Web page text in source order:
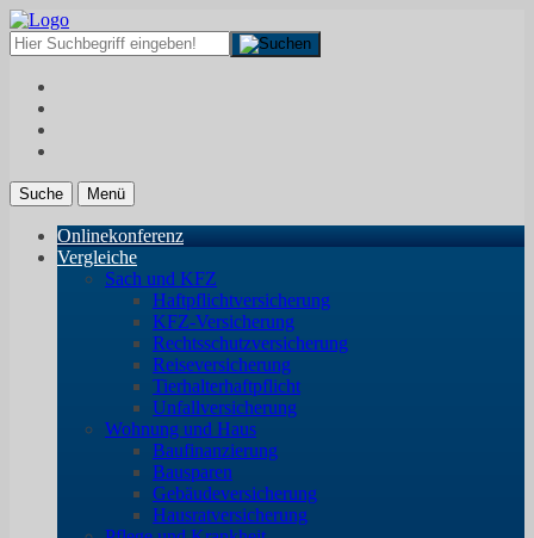
Suche Menü
Onlinekonferenz
Vergleiche
Sach und KFZ
Haftpflichtversicherung
KFZ-Versicherung
Rechtsschutzversicherung
Reiseversicherung
Tierhalterhaftpflicht
Unfallversicherung
Wohnung und Haus
Baufinanzierung
Bausparen
Gebäudeversicherung
Hausratversicherung